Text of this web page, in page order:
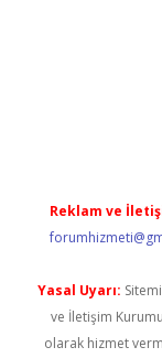
Reklam ve
Yasal Uyarı:
ve İletişim
olarak hizmet